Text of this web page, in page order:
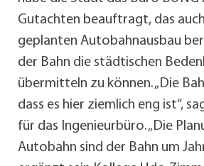
Gutachten beauftragt, das
geplanten Autobahnausbau
der Bahn die städtischen
übermitteln zu können. „Die
dass es hier ziemlich eng ist“,
für das Ingenieurbüro. „Die
Autobahn sind der Bahn um